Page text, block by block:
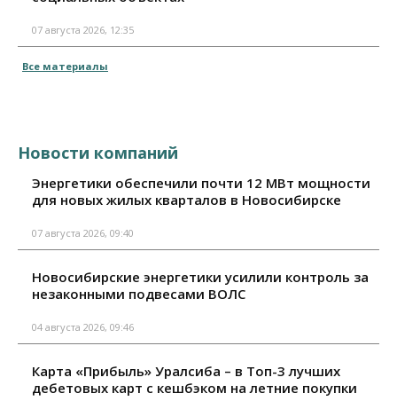
07 августа 2026, 12:35
Все материалы
Новости компаний
Энергетики обеспечили почти 12 МВт мощности
для новых жилых кварталов в Новосибирске
07 августа 2026, 09:40
Новосибирские энергетики усилили контроль за
незаконными подвесами ВОЛС
04 августа 2026, 09:46
Карта «Прибыль» Уралсиба – в Топ-3 лучших
дебетовых карт с кешбэком на летние покупки